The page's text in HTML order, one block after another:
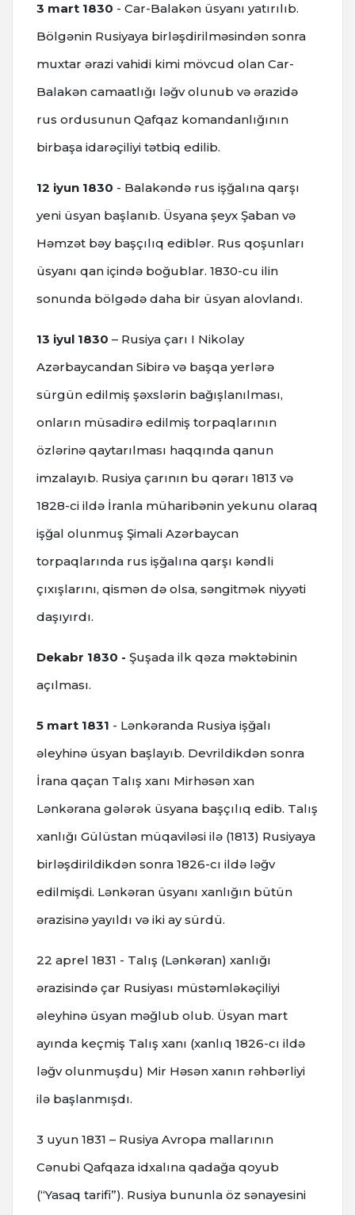
3 mart 1830 - Car-Balakən üsyanı yatırılıb.
Bölgənin Rusiyaya birləşdirilməsindən sonra
muxtar ərazi vahidi kimi mövcud olan Car-
Balakən camaatlığı ləğv olunub və ərazidə
rus ordusunun Qafqaz komandanlığının
birbaşa idarəçiliyi tətbiq edilib.
12 iyun 1830 - Balakəndə rus işğalına qarşı
yeni üsyan başlanıb. Üsyana şeyx Şaban və
Həmzət bəy başçılıq ediblər. Rus qoşunları
üsyanı qan içində boğublar. 1830-cu ilin
sonunda bölgədə daha bir üsyan alovlandı.
13 iyul 1830 – Rusiya çarı I Nikolay
Azərbaycandan Sibirə və başqa yerlərə
sürgün edilmiş şəxslərin bağışlanılması,
onların müsadirə edilmiş torpaqlarının
özlərinə qaytarılması haqqında qanun
imzalayıb. Rusiya çarının bu qərarı 1813 və
1828-ci ildə İranla müharibənin yekunu olaraq
işğal olunmuş Şimali Azərbaycan
torpaqlarında rus işğalına qarşı kəndli
çıxışlarını, qismən də olsa, səngitmək niyyəti
daşıyırdı.
Dekabr 1830 - Şuşada ilk qəza məktəbinin
açılması.
5 mart 1831 - Lənkəranda Rusiya işğalı
əleyhinə üsyan başlayıb. Devrildikdən sonra
İrana qaçan Talış xanı Mirhəsən xan
Lənkərana gələrək üsyana başçılıq edib. Talış
xanlığı Gülüstan müqaviləsi ilə (1813) Rusiyaya
birləşdirildikdən sonra 1826-cı ildə ləğv
edilmişdi. Lənkəran üsyanı xanlığın bütün
ərazisinə yayıldı və iki ay sürdü.
22 aprel 1831 - Talış (Lənkəran) xanlığı
ərazisində çar Rusiyası müstəmləkəçiliyi
əleyhinə üsyan məğlub olub. Üsyan mart
ayında keçmiş Talış xanı (xanlıq 1826-cı ildə
ləğv olunmuşdu) Mir Həsən xanın rəhbərliyi
ilə başlanmışdı.
3 uyun 1831 – Rusiya Avropa mallarının
Cənubi Qafqaza idxalına qadağa qoyub
(“Yasaq tarifi”). Rusiya bununla öz sənayesini